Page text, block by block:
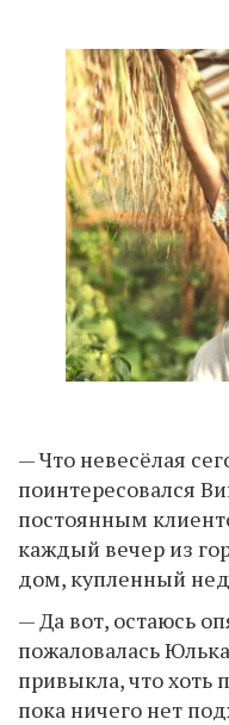
— Что невесёлая
поинтересовался
постоянным
каждый вечер из
дом, купленный
— Да вот, остаюсь
пожаловалась
привыкла, что хоть
пока ничего нет